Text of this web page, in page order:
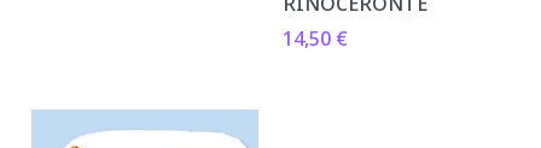
14,50 €